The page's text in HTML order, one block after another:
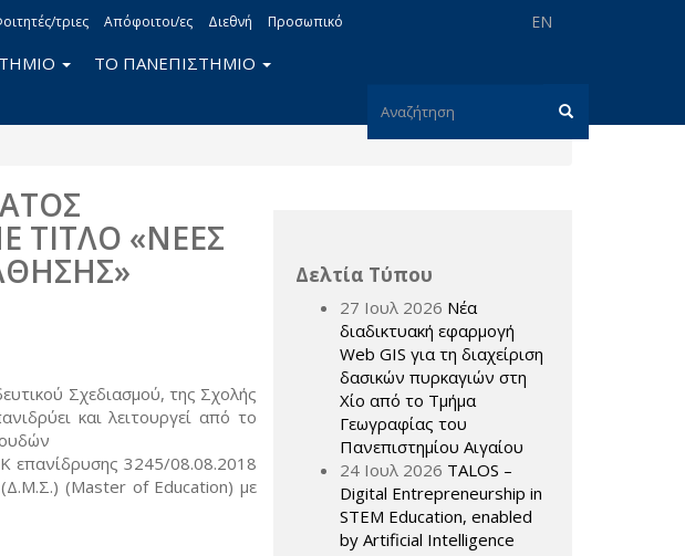
EN
τριες Απόφοιτοι/ες Διεθνή Προσωπικό
Φόρμα
ΤΟ ΠΑΝΕΠΙΣΤΗΜΙΟ
ΤΙΤΛΟ «ΝΕΕΣ
Σχεδιασμού, της Σχολής
και λειτουργεί από το
επανίδρυσης 3245/08.08.2018
(Master of Education) με
Δελτία Τύπου
27 Ιουλ 2026 Νέα
διαδικτυακή εφαρμογή
Web GIS για τη διαχείριση
δασικών πυρκαγιών στη
Χίο από το Τμήμα
Γεωγραφίας του
Πανεπιστημίου Αιγαίου
24 Ιουλ 2026 TALOS –
Digital Entrepreneurship in
STEM Education, enabled
by Artificial Intelligence